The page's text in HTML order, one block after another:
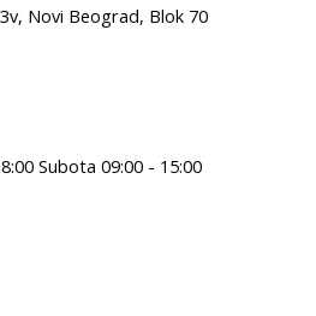
Novi Beograd, Blok 70
Subota 09:00 - 15:00